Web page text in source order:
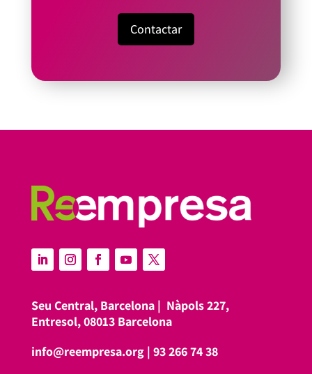
Contactar
Seu Central, Barcelona | Nàpols 227,
Entresol, 08013 Barcelona
info@reempresa.org| 93 266 74 38